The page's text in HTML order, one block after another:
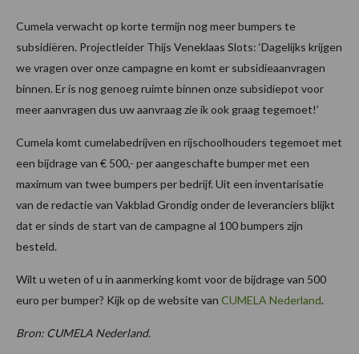
Cumela verwacht op korte termijn nog meer bumpers te
subsidiëren. Projectleider Thijs Veneklaas Slots: ‘Dagelijks krijgen
we vragen over onze campagne en komt er subsidieaanvragen
binnen. Er is nog genoeg ruimte binnen onze subsidiepot voor
meer aanvragen dus uw aanvraag zie ik ook graag tegemoet!’
Cumela komt cumelabedrijven en rijschoolhouders tegemoet met
een bijdrage van € 500,- per aangeschafte bumper met een
maximum van twee bumpers per bedrijf. Uit een inventarisatie
van de redactie van Vakblad Grondig onder de leveranciers blijkt
dat er sinds de start van de campagne al 100 bumpers zijn
besteld.
Wilt u weten of u in aanmerking komt voor de bijdrage van 500
euro per bumper? Kijk op de website van CUMELA Nederland.
Bron: CUMELA Nederland.